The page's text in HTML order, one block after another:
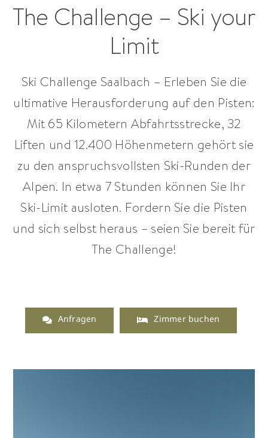
The Challenge – Ski your
Limit
Ski Challenge Saalbach – Erleben Sie die
ultimative Herausforderung auf den Pisten:
Mit 65 Kilometern Abfahrtsstrecke, 32
Liften und 12.400 Höhenmetern gehört sie
zu den anspruchsvollsten Ski-Runden der
Alpen. In etwa 7 Stunden können Sie Ihr
Ski-Limit ausloten. Fordern Sie die Pisten
und sich selbst heraus – seien Sie bereit für
The Challenge!
Anfragen Zimmer buchen